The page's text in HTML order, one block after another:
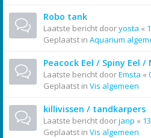
Robo tank
Laatste bericht dooryosta «
Geplaatst in Aquarium
Peacock Eel / Spiny Eel
Laatste bericht doorEmsta «
Geplaatst in Vis algemeen
killivissen / tandkarpers
Laatste bericht doorjanp «
Geplaatst in Vis algemeen